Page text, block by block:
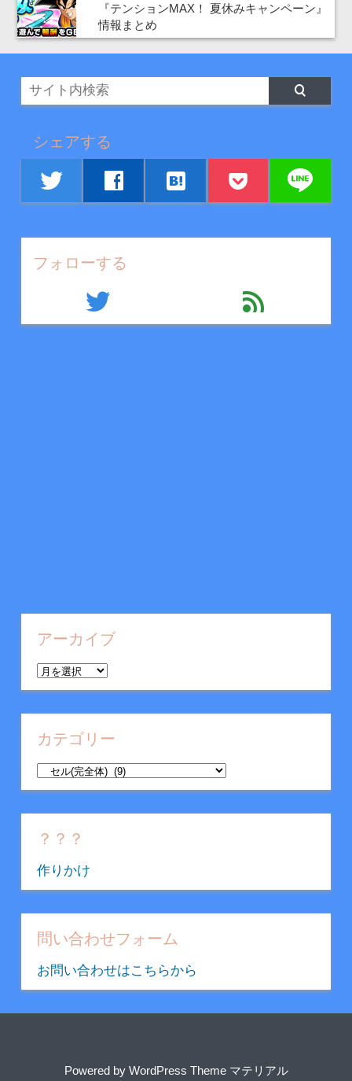
『テンションMAX！ 夏休みキャンペーン』
情報まとめ
シェアする
twitter facebook hatenabookmark line
フォローする
twitter feed
アーカイブ
ア
ー
カ
イ
カテゴリー
テ
ゴ
リ
？？？
作りかけ
問い合わせフォーム
お問い合わせはこちらから
Powered by WordPress Theme マテリアル